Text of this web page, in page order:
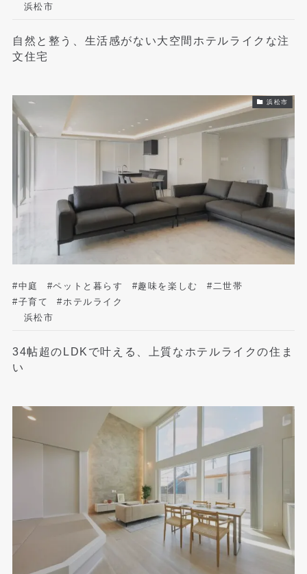
浜松市
自然と整う、生活感がない大空間ホテルライクな注
文住宅
浜松市
#中庭 #ペットと暮らす #趣味を楽しむ
#二世帯
#子育て
#ホテルライク
浜松市
34帖超のLDKで叶える、上質なホテルライクの住ま
い